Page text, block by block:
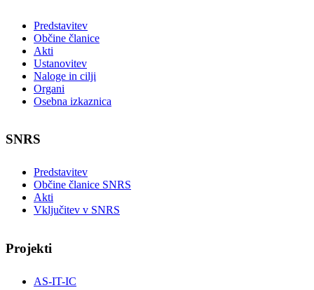
Predstavitev
Občine članice
Akti
Ustanovitev
Naloge in cilji
Organi
Osebna izkaznica
SNRS
Predstavitev
Občine članice SNRS
Akti
Vključitev v SNRS
Projekti
AS-IT-IC